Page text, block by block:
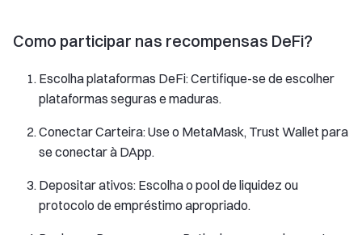
Como participar nas recompensas DeFi?
Escolha plataformas DeFi: Certifique-se de escolher
plataformas seguras e maduras.
Conectar Carteira: Use o MetaMask, Trust Wallet para
se conectar à DApp.
Depositar ativos: Escolha o pool de liquidez ou
protocolo de empréstimo apropriado.